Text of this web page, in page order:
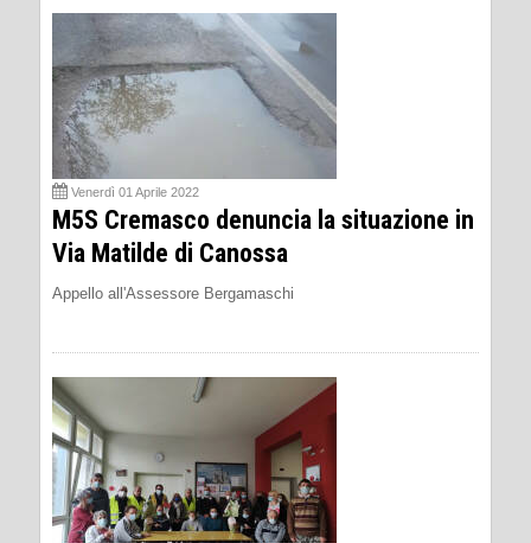
Venerdì 01 Aprile 2022
M5S Cremasco denuncia la situazione in
Via Matilde di Canossa
Appello all'Assessore Bergamaschi